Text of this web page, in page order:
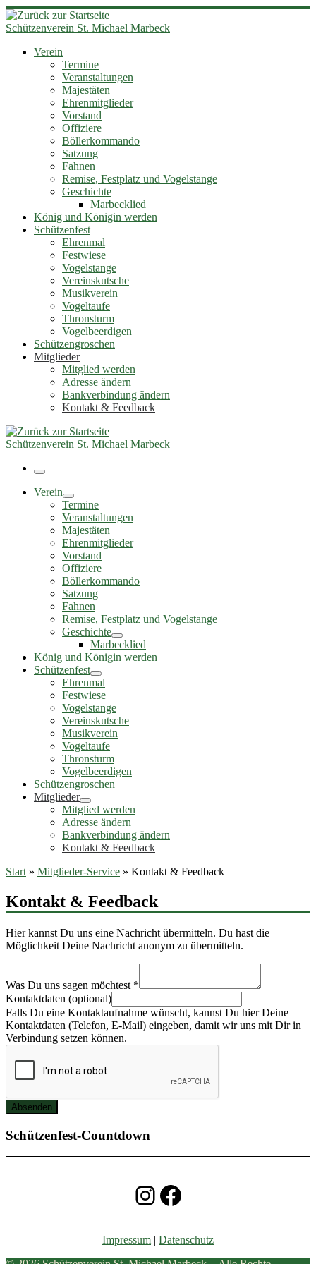
Zum
Inhalt
springen
Schützenverein St. Michael Marbeck
Verein
Termine
Veranstaltungen
Majestäten
Ehrenmitglieder
Vorstand
Offiziere
Böllerkommando
Satzung
Fahnen
Remise, Festplatz und Vogelstange
Geschichte
Marbecklied
König und Königin werden
Schützenfest
Ehrenmal
Festwiese
Vogelstange
Vereinskutsche
Musikverein
Vogeltaufe
Thronsturm
Vogelbeerdigen
Schützengroschen
Mitglieder
Mitglied werden
Adresse ändern
Bankverbindung ändern
Kontakt & Feedback
Schützenverein St. Michael Marbeck
Menü
Verein
Termine
Veranstaltungen
Majestäten
Ehrenmitglieder
Vorstand
Offiziere
Böllerkommando
Satzung
Fahnen
Remise, Festplatz und Vogelstange
Geschichte
Marbecklied
König und Königin werden
Schützenfest
Ehrenmal
Festwiese
Vogelstange
Vereinskutsche
Musikverein
Vogeltaufe
Thronsturm
Vogelbeerdigen
Schützengroschen
Mitglieder
Mitglied werden
Adresse ändern
Bankverbindung ändern
Kontakt & Feedback
Start » Mitglieder-Service » Kontakt & Feedback
Kontakt & Feedback
Hier kannst Du uns eine Nachricht übermitteln. Du hast die
Möglichkeit Deine Nachricht anonym zu übermitteln.
uns
Was
Was Du uns sagen möchtest *
Kontaktdaten (optional)
Falls Du eine Kontaktaufnahme wünscht, kannst Du hier Deine
Kontaktdaten (Telefon, E-Mail) eingeben, damit wir uns mit Dir in
Verbindung setzen können.
Absenden
Schützenfest-Countdown
Instagram
Facebook
Impressum | Datenschutz